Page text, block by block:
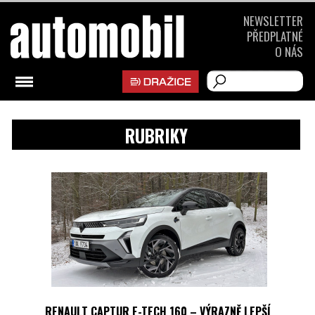
RUBRIKY
RENAULT CAPTUR E-TECH 160 – VÝRAZNĚ LEPŠÍ
NEWSLETTER
PŘEDPLATNÉ
O NÁS